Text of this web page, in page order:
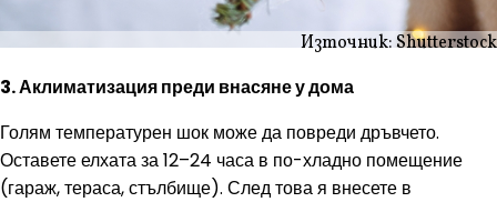
Източник: Shutterstock
3. Аклиматизация преди внасяне у дома
Голям температурен шок може да повреди дръвчето.
Оставете елхата за 12–24 часа в по-хладно помещение
(гараж, тераса, стълбище). След това я внесете в